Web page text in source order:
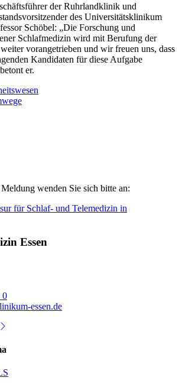
der Ruhrlandklinik und
des Universitätsklinikum
Schöbel: „Die Forschung und
Schlafmedizin wird mit Berufung der
vorangetrieben und wir freuen uns, dass
Kandidaten für diese Aufgabe
er.
wenden Sie sich bitte an:
Essen
0
essen.de